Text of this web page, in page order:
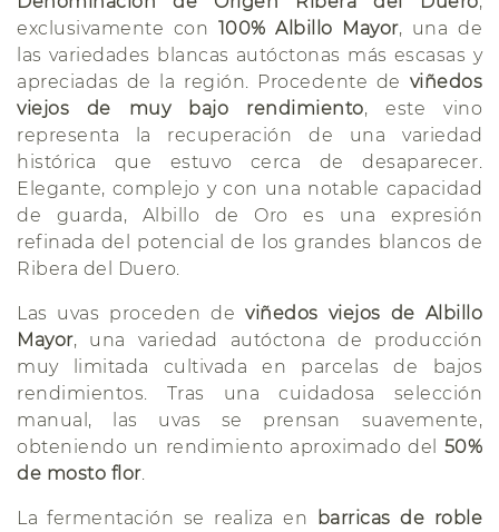
exclusivamente con 100% Albillo Mayor, una de
las variedades blancas autóctonas más escasas y
apreciadas de la región. Procedente de viñedos
viejos de muy bajo rendimiento, este vino
representa la recuperación de una variedad
histórica que estuvo cerca de desaparecer.
Elegante, complejo y con una notable capacidad
de guarda, Albillo de Oro es una expresión
refinada del potencial de los grandes blancos de
Ribera del Duero.
Las uvas proceden deviñedos viejos de Albillo
Mayor, una variedad autóctona de producción
muy limitada cultivada en parcelas de bajos
rendimientos. Tras una cuidadosa selección
manual, las uvas se prensan suavemente,
obteniendo un rendimiento aproximado del 50%
de mosto flor.
La fermentación se realiza en
barricas de roble